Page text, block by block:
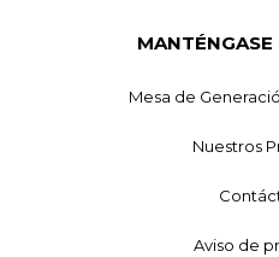
Mesa de
Nuestros
Aviso de